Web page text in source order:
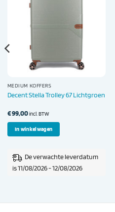
MEDIUM KOFFERS
Decent Stella Trolley 67 Lichtgroen
€99,00incl. BTW
In winkelwagen
De verwachte leverdatum
is 11/08/2026 - 12/08/2026